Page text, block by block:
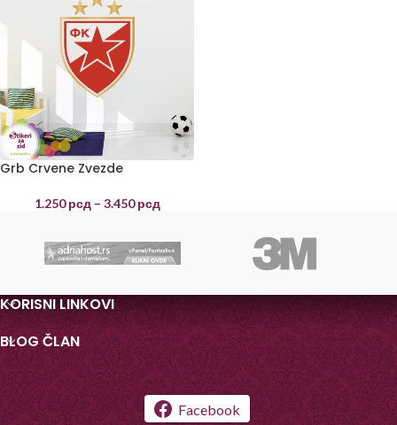
Grb Crvene Zvezde
1.250рсд – 3.450рсд
KORISNI LINKOVI
BLOG ČLAN
Facebook